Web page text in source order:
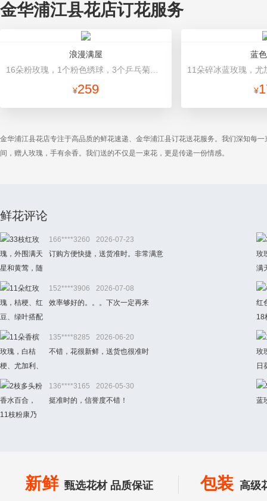
金华浦江县花店订花服务
浪漫满屋
¥259
蓝
¥
金华浦江县花店专注于高品质的鲜花速递、金华浦江县订花送花服务。我们深知每
间，赠人玫瑰，手有余香。我们送的不仅是一束花，更是传递一份情感。
鲜花评论
166****3260
2026-07-23
订购方便快捷，送货准时。非常满意
152****3906
2026-07-08
效率够好的。。。下次一定再来
135****8285
2026-06-20
不错，花很新鲜，送货也很准时
136****3165
2026-05-30
挺准时的，信誉度不错！
新鲜 甄选花材 品质保证 包装 高级